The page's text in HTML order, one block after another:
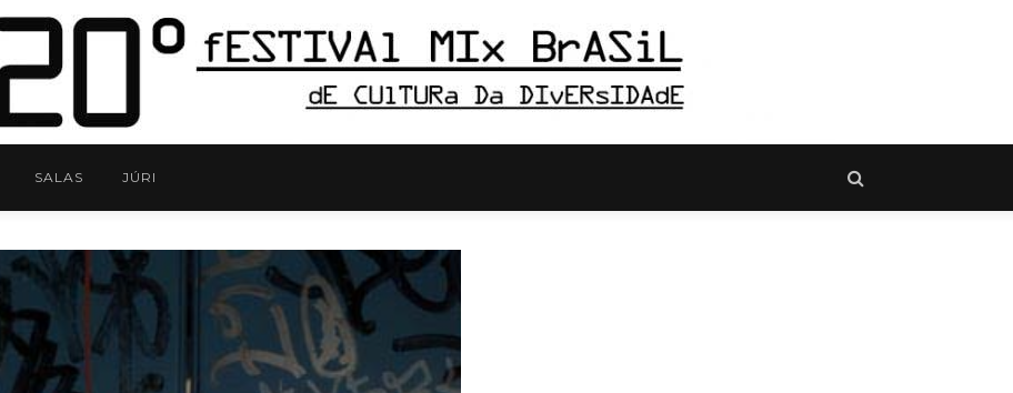
SALAS JÚRI